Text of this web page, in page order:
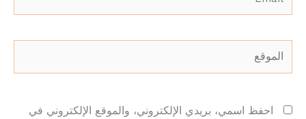
احفظ اسمي، بريدي الإلكتروني، والموقع الإلكتروني في